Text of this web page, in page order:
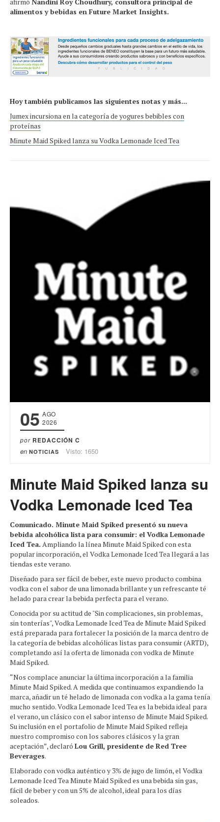
alimentos y bebidas en Future Market Insights.
Hoy también publicamos las siguientes notas y más...
Jumex incursiona en la categoría de yogures bebibles con
proteínas
Minute Maid Spiked lanza su Vodka Lemonade Iced Tea
05 AGO
2026
por REDACCIÓN C
en NOTICIAS Visto: 1650
Minute Maid Spiked lanza su
Vodka Lemonade Iced Tea
Comunicado. Minute Maid Spiked presentó su nueva
bebida alcohólica lista para consumir: el Vodka Lemonade
Iced Tea. Ampliando la línea Minute Maid Spiked con esta
popular incorporación, el Vodka Lemonade Iced Tea llegará a las
tiendas este verano.
Diseñado para ser fácil de beber, este nuevo producto combina
vodka con el sabor de una limonada brillante y un refrescante té
helado para crear la bebida perfecta para el verano.
Conocida por su actitud de "Sin complicaciones, sin problemas,
sin tonterías", Vodka Lemonade Iced Tea de Minute Maid Spiked
está preparada para fortalecer la posición de la marca dentro de
la categoría de bebidas alcohólicas listas para consumir (ARTD),
completando así la oferta de limonada con vodka de Minute
Maid Spiked.
“Nos complace anunciar la última incorporación a la familia
Minute Maid Spiked. A medida que continuamos expandiendo la
marca, añadir un té helado de limonada con vodka a la gama tenía
mucho sentido. Vodka Lemonade Iced Tea es la bebida ideal para
el verano, un clásico con el sabor intenso de Minute Maid Spiked.
Su inclusión en el portafolio de Minute Maid Spiked refleja
nuestro compromiso con los sabores clásicos y la gran
aceptación”, declaró Lou Grill, presidente de Red Tree
Beverages.
Elaborado con vodka auténtico y 3% de jugo de limón, el Vodka
Lemonade Iced Tea Minute Maid Spiked es una bebida sin gas,
fácil de beber y con un 5% de alcohol, ideal para los días
soleados.